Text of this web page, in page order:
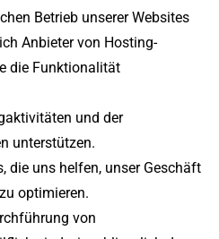
Betrieb unserer Websites
Anbieter von Hosting-
die Funktionalität
und der
unterstützen.
die uns helfen, unser Geschäft
optimieren.
von